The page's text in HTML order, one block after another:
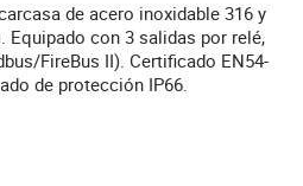
de acero inoxidable 316 y
Equipado con 3 salidas por relé,
FireBus II). Certificado EN54-
de protección IP66.